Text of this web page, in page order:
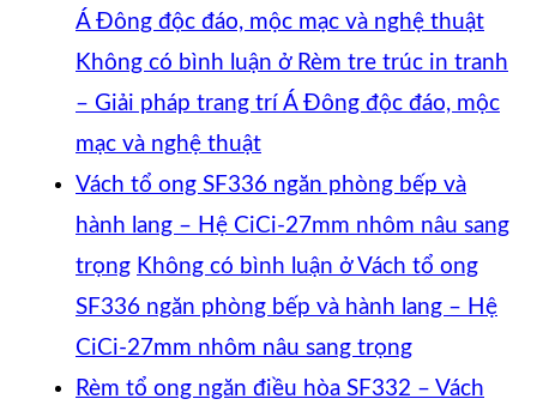
Á Đông độc đáo, mộc mạc và nghệ thuật
Không có bình luận ở Rèm tre trúc in tranh
– Giải pháp trang trí Á Đông độc đáo, mộc
mạc và nghệ thuật
Vách tổ ong SF336 ngăn phòng bếp và
hành lang – Hệ CiCi-27mm nhôm nâu sang
trọng Không có bình luận ở Vách tổ ong
SF336 ngăn phòng bếp và hành lang – Hệ
CiCi-27mm nhôm nâu sang trọng
Rèm tổ ong ngăn điều hòa SF332 – Vách